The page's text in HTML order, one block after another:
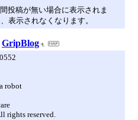
投稿が無い場合に表示されま
表示されなくなります。
GripBlog
robot
rights reserved.